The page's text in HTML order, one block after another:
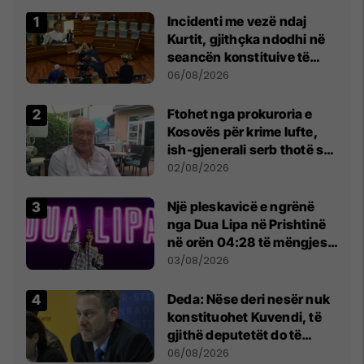
Incidenti me vezë ndaj
Kurtit, gjithçka ndodhi në
seancën konstituive të
Kuvendit
06/08/2026
Ftohet nga prokuroria e
Kosovës për krime lufte,
ish-gjenerali serb thotë se
dikush e tradhtoi në
02/08/2026
Një pleskavicë e ngrënë
nga Dua Lipa në Prishtinë
në orën 04:28 të mëngjesit
- dhe bota digjitale serbe
03/08/2026
Deda: Nëse deri nesër nuk
konstituohet Kuvendi, të
gjithë deputetët do të
bëjnë shkelje të rëndë
06/08/2026